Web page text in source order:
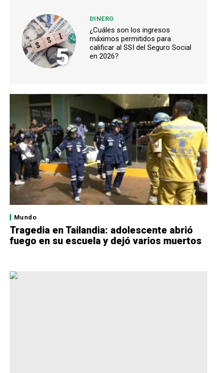
5
DINERO
¿Cuáles son los ingresos
máximos permitidos para
calificar al SSI del Seguro Social
en 2026?
Mundo
Tragedia en Tailandia: adolescente abrió
fuego en su escuela y dejó varios muertos